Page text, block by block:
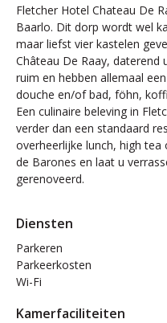
Fletcher Hotel Chateau De
Baarlo. Dit dorp wordt wel
maar liefst vier kastelen
Château De Raay, daterend
ruim en hebben allemaal
douche en/of bad, föhn,
Een culinaire beleving in
verder dan een standaard
overheerlijke lunch, high
de Barones en laat u
gerenoveerd.
Diensten
Parkeren
Parkeerkosten
Wi-Fi
Kamerfaciliteiten